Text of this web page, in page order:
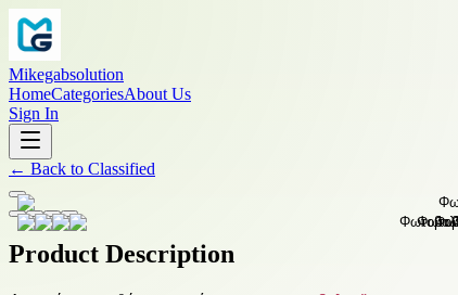
Mikegabsolution
HomeCategoriesAbout Us
Sign In
← Back to Classified
Product Description